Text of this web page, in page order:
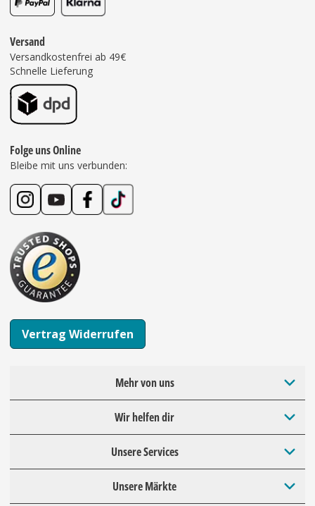
Versand
Versandkostenfrei ab 49€
Schnelle Lieferung
Folge uns Online
Bleibe mit uns verbunden:
Vertrag Widerrufen
Mehr von uns
Wir helfen dir
Unsere Services
Unsere Märkte